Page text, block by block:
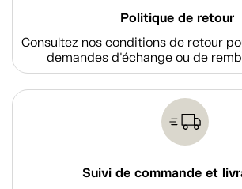
Politique de retour
Consultez nos conditions de retour
demandes d'échange ou de
Suivi de commande et